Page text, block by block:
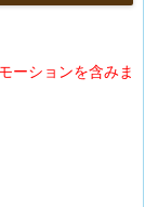
ーションを含みま